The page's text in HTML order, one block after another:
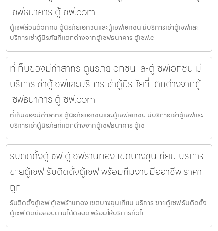
เซฟธนาคาร ตู้เซฟ.com
ตู้เซฟส่วนตัวกทม ตู้นิรภัยเอกชนและตู้เซฟเอกชน มีบริการเช่าตู้เซฟและ
บริการเช่าตู้นิรภัยที่แตกต่างจากตู้เซฟธนาคาร ตู้เซฟ.c
ที่เก็บของมีค่าสาทร ตู้นิรภัยเอกชนและตู้เซฟเอกชน มี
บริการเช่าตู้เซฟและบริการเช่าตู้นิรภัยที่แตกต่างจากตู้
เซฟธนาคาร ตู้เซฟ.com
ที่เก็บของมีค่าสาทร ตู้นิรภัยเอกชนและตู้เซฟเอกชน มีบริการเช่าตู้เซฟและ
บริการเช่าตู้นิรภัยที่แตกต่างจากตู้เซฟธนาคาร ตู้เซ
รับติดตั้งตู้เซฟ ตู้เซฟร้านทอง เขตบางขุนเทียน บริการ
ขายตู้เซฟ รับติดตั้งตู้เซฟ พร้อมทีมงานมืออาชีพ ราคา
ถูก
รับติดตั้งตู้เซฟ ตู้เซฟร้านทอง เขตบางขุนเทียน บริการ ขายตู้เซฟ รับติดตั้ง
ตู้เซฟ ติดต่อสอบถามได้ตลอด พร้อมให้บริการทั่วไท